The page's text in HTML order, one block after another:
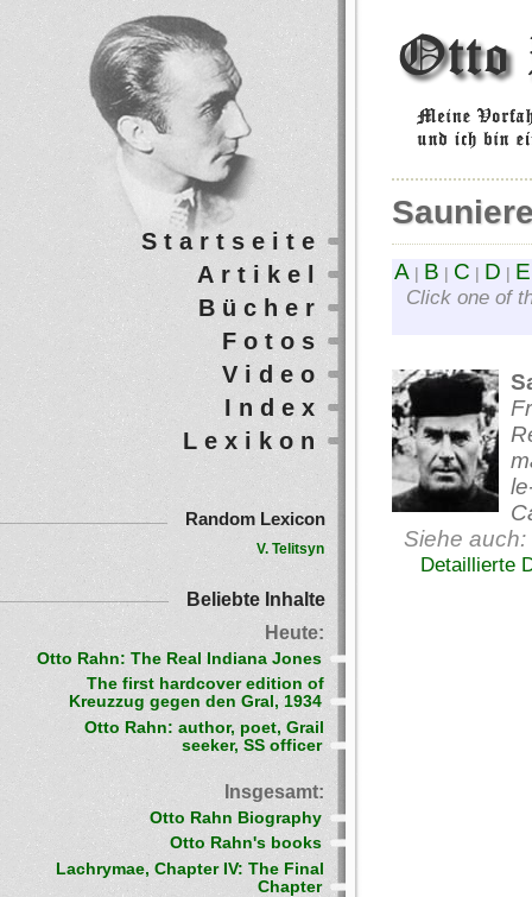
A B C D E
Click one of
Siehe auch:
Detaillierte
Startseite
Artikel
Bücher
Fotos
Video
Index
Lexikon
Random Lexicon
V. Telitsyn
Beliebte Inhalte
Heute:
Otto Rahn: The Real Indiana Jones
The first hardcover edition of
Kreuzzug gegen den Gral, 1934
Otto Rahn: author, poet, Grail
seeker, SS officer
Insgesamt:
Otto Rahn Biography
Otto Rahn's books
Lachrymae, Chapter IV: The Final
Chapter